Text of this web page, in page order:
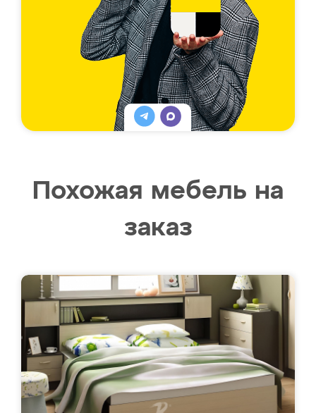
Похожая мебель на
заказ